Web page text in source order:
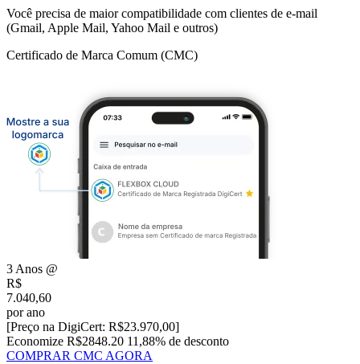
Você precisa de maior compatibilidade com clientes de e-mail
(Gmail, Apple Mail, Yahoo Mail e outros)
Certificado de Marca Comum (CMC)
3 Anos @
R$
7.040,60
por ano
[Preço na DigiCert: R$23.970,00]
Economize R$2848.20 11,88% de desconto
COMPRAR CMC AGORA